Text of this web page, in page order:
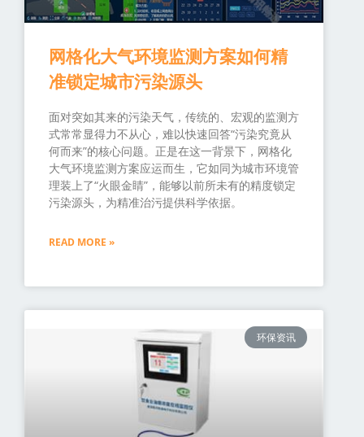
网格化大气环境监测方案如何精
准锁定城市污染源头
面对突如其来的污染天气，传统的、宏观的监测方
式常常显得力不从心，难以快速回答“污染究竟从
何而来”的核心问题。正是在这一背景下，网格化
大气环境监测方案应运而生，它如同为城市环境管
理装上了“火眼金睛”，能够以前所未有的精度锁定
污染源头，为精准治污提供科学依据。
READ MORE »
环保资讯